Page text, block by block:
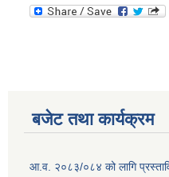
बजेट तथा कार्यक्रम
आ.व. २०८३/०८४ को लागि